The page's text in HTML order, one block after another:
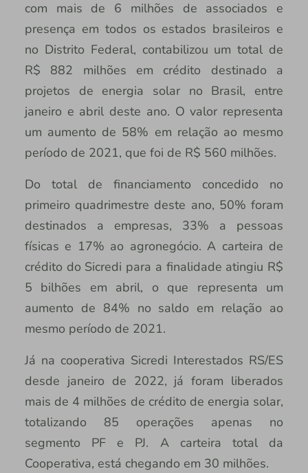
com mais de 6 milhões de associados e
presença em todos os estados brasileiros e
no Distrito Federal, contabilizou um total de
R$ 882 milhões em crédito destinado a
projetos de energia solar no Brasil, entre
janeiro e abril deste ano. O valor representa
um aumento de 58% em relação ao mesmo
período de 2021, que foi de R$ 560 milhões.
Do total de financiamento concedido no
primeiro quadrimestre deste ano, 50% foram
destinados a empresas, 33% a pessoas
físicas e 17% ao agronegócio. A carteira de
crédito do Sicredi para a finalidade atingiu R$
5 bilhões em abril, o que representa um
aumento de 84% no saldo em relação ao
mesmo período de 2021.
Já na cooperativa Sicredi Interestados RS/ES
desde janeiro de 2022, já foram liberados
mais de 4 milhões de crédito de energia solar,
totalizando 85 operações apenas no
segmento PF e PJ. A carteira total da
Cooperativa, está chegando em 30 milhões.